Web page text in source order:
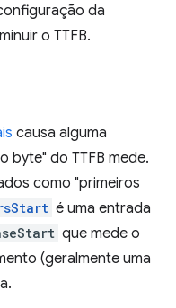
da
o TTFB.
causa alguma
byte" do TTFB mede.
como "primeiros
é uma entrada
que mede o
(geralmente uma